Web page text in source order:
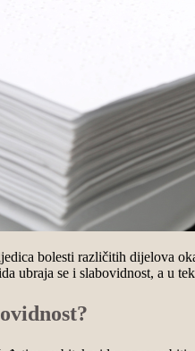
bolesti različitih dijelova
ubraja se i slabovidnost, a u